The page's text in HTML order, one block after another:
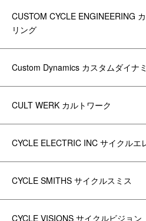
CUSTOM CYCLE ENGINEERING
リング
Custom Dynamics カスタムダイナ
CULT WERK カルトワーク
CYCLE ELECTRIC INC サイクルエ
CYCLE SMITHS サイクルスミス
CYCLE VISIONS サイクルビジョン